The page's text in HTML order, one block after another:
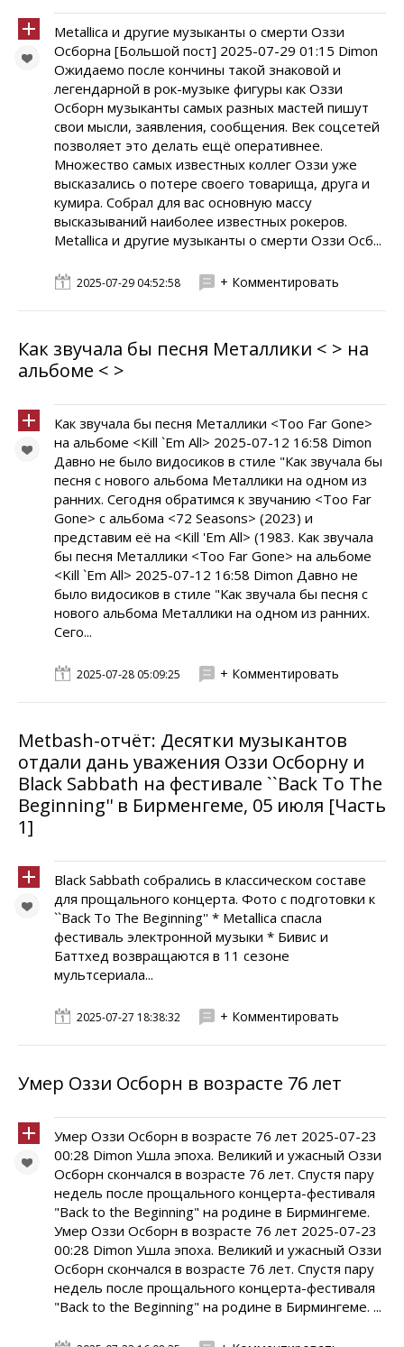
Metallica и другие музыканты о смерти Оззи
Осборна [Большой пост] 2025-07-29 01:15 Dimon
Ожидаемо после кончины такой знаковой и
легендарной в рок-музыке фигуры как Оззи
Осборн музыканты самых разных мастей пишут
свои мысли, заявления, сообщения. Век соцсетей
позволяет это делать ещё оперативнее.
Множество самых известных коллег Оззи уже
высказались о потере своего товарища, друга и
кумира. Собрал для вас основную массу
высказываний наиболее известных рокеров.
Metallica и другие музыканты о смерти Оззи Осб...
2025-07-29 04:52:58 + Комментировать
Как звучала бы песня Металлики < > на
альбоме < >
Как звучала бы песня Металлики <Too Far Gone>
на альбоме <Kill `Em All> 2025-07-12 16:58 Dimon
Давно не было видосиков в стиле "Как звучала бы
песня с нового альбома Металлики на одном из
ранних. Сегодня обратимся к звучанию <Too Far
Gone> с альбома <72 Seasons> (2023) и
представим её на <Kill 'Em All> (1983. Как звучала
бы песня Металлики <Too Far Gone> на альбоме
<Kill `Em All> 2025-07-12 16:58 Dimon Давно не
было видосиков в стиле "Как звучала бы песня с
нового альбома Металлики на одном из ранних.
Сего...
2025-07-28 05:09:25 + Комментировать
Metbash-отчёт: Десятки музыкантов
отдали дань уважения Оззи Осборну и
Black Sabbath на фестивале ``Back To The
Beginning'' в Бирменгеме, 05 июля [Часть
1]
Black Sabbath собрались в классическом составе
для прощального концерта. Фото с подготовки к
``Back To The Beginning'' * Metallica спасла
фестиваль электронной музыки * Бивис и
Баттхед возвращаются в 11 сезоне
мультсериала...
2025-07-27 18:38:32 + Комментировать
Умер Оззи Осборн в возрасте 76 лет
Умер Оззи Осборн в возрасте 76 лет 2025-07-23
00:28 Dimon Ушла эпоха. Великий и ужасный Оззи
Осборн скончался в возрасте 76 лет. Спустя пару
недель после прощального концерта-фестиваля
"Back to the Beginning" на родине в Бирмингеме.
Умер Оззи Осборн в возрасте 76 лет 2025-07-23
00:28 Dimon Ушла эпоха. Великий и ужасный Оззи
Осборн скончался в возрасте 76 лет. Спустя пару
недель после прощального концерта-фестиваля
"Back to the Beginning" на родине в Бирмингеме. ...